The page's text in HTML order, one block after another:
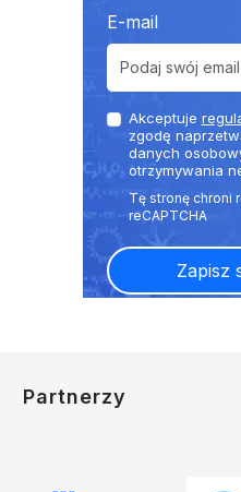
E-mail
Akceptuje
zgodę
danych
otrzymywania
Partnerzy